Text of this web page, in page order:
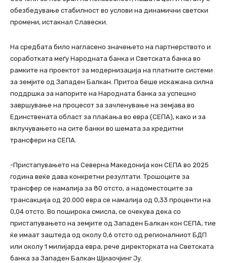
обезбедување стабилност во услови на динамични светски
промени, истакнал Славески.
На средбата било нагласено значењето на партнерството и
соработката меѓу Народната банка и Светската банка во
рамките на проектот за модернизација на платните системи
за земјите од Западен Балкан. Притоа беше искажана силна
поддршка за напорите на Народната банка за успешно
завршување на процесот за зачленување на земјава во
Единствената област за плаќања во евра (СЕПА), како и за
вклучувањето на сите банки во шемата за кредитни
трансфери на СЕПA.
-Пристапувањето на Северна Македонија кон СЕПА во 2025
година веќе дава конкретни резултати. Трошоците за
трансфер се намалија за 80 отсто, а надоместоците за
трансакција од 20.000 евра се намалија од 0,33 проценти на
0,04 отсто. Во поширока смисла, се очекува дека со
пристапувањето на земјите од Западен Балкан кон СЕПА, тие
ќе имаат заштеда од околу 0,6 отсто од регионалниот БДП
или околу 1 милијарда евра, рече директорката на Светската
банка за Западен Балкан Шјиаочјинг Ју.